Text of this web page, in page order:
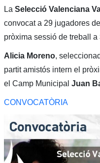
La Selecció Valenciana
convocat a 29 jugadores
pròxima sessió de treball a
Alicia Moreno,
partit amistós intern el
el Camp Municipal Juan
CONVOCATÒRIA